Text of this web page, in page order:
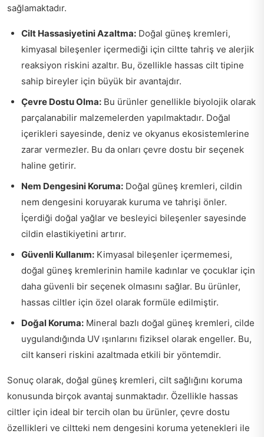
sağlamaktadır.
Cilt Hassasiyetini Azaltma: Doğal güneş kremleri,
kimyasal bileşenler içermediği için ciltte tahriş ve alerjik
reaksiyon riskini azaltır. Bu, özellikle hassas cilt tipine
sahip bireyler için büyük bir avantajdır.
Çevre Dostu Olma: Bu ürünler genellikle biyolojik olarak
parçalanabilir malzemelerden yapılmaktadır. Doğal
içerikleri sayesinde, deniz ve okyanus ekosistemlerine
zarar vermezler. Bu da onları çevre dostu bir seçenek
haline getirir.
Nem Dengesini Koruma: Doğal güneş kremleri, cildin
nem dengesini koruyarak kuruma ve tahrişi önler.
İçerdiği doğal yağlar ve besleyici bileşenler sayesinde
cildin elastikiyetini artırır.
Güvenli Kullanım: Kimyasal bileşenler içermemesi,
doğal güneş kremlerinin hamile kadınlar ve çocuklar için
daha güvenli bir seçenek olmasını sağlar. Bu ürünler,
hassas ciltler için özel olarak formüle edilmiştir.
Doğal Koruma: Mineral bazlı doğal güneş kremleri, cilde
uygulandığında UV ışınlarını fiziksel olarak engeller. Bu,
cilt kanseri riskini azaltmada etkili bir yöntemdir.
Sonuç olarak, doğal güneş kremleri, cilt sağlığını koruma
konusunda birçok avantaj sunmaktadır. Özellikle hassas
ciltler için ideal bir tercih olan bu ürünler, çevre dostu
özellikleri ve ciltteki nem dengesini koruma yetenekleri ile